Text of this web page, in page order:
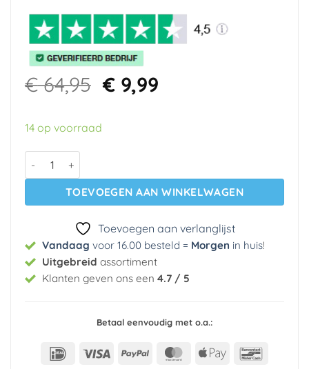
€64,95 Oorspronkelijke
prijs
€9,99Huidige
14 op voorraad
Vinyl op vlies behang 29945 Materika Cristiana Masi aantal
TOEVOEGEN AAN WINKELWAGEN
Toevoegen aan verlanglijst
Vandaag voor 16.00 besteld = Morgen in huis!
Uitgebreid assortiment
Klanten geven ons een 4.7 / 5
Betaal eenvoudig met o.a.:
IDeal Visa PayPal MasterCard
Apple